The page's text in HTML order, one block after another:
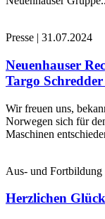
Presse | 31.07.2024
Neuenhauser
Targo
Wir freuen uns,
Norwegen sich für
Maschinen
Aus- und Fortbildung
Herzlichen